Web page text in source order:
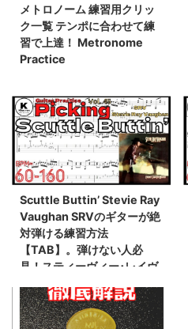
メトロノーム 練習用クリッ
ク一覧 テンポに合わせて練
習で上達！ Metronome
Practice
Scuttle Buttin’ Stevie Ray
Vaughan SRVのギターが絶
対弾ける練習方法
【TAB】。弾けない人必
見！スティーヴィー･レイヴ
ーテンポ タブ楽譜【Guitar
Picking Vol.45】